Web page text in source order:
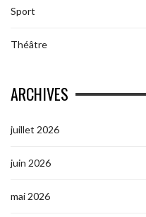
Sport
Théâtre
ARCHIVES
juillet 2026
juin 2026
mai 2026